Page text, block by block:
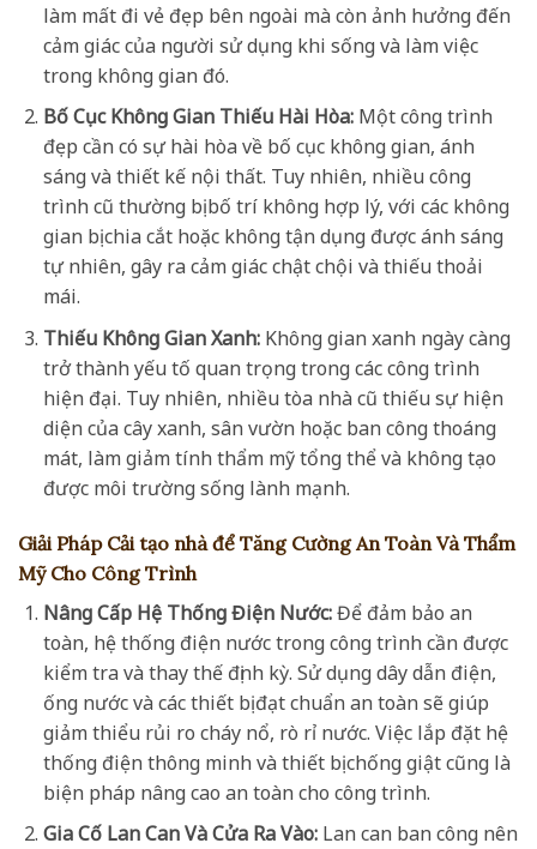
làm mất đi vẻ đẹp bên ngoài mà còn ảnh hưởng đến
cảm giác của người sử dụng khi sống và làm việc
trong không gian đó.
Bố Cục Không Gian Thiếu Hài Hòa:Một công trình
đẹp cần có sự hài hòa về bố cục không gian, ánh
sáng và thiết kế nội thất. Tuy nhiên, nhiều công
trình cũ thường bị bố trí không hợp lý, với các không
gian bị chia cắt hoặc không tận dụng được ánh sáng
tự nhiên, gây ra cảm giác chật chội và thiếu thoải
mái.
Thiếu Không Gian Xanh:Không gian xanh ngày càng
trở thành yếu tố quan trọng trong các công trình
hiện đại. Tuy nhiên, nhiều tòa nhà cũ thiếu sự hiện
diện của cây xanh, sân vườn hoặc ban công thoáng
mát, làm giảm tính thẩm mỹ tổng thể và không tạo
được môi trường sống lành mạnh.
Giải Pháp Cải tạo nhà để Tăng Cường An Toàn Và Thẩm
Mỹ Cho Công Trình
Nâng Cấp Hệ Thống Điện Nước:Để đảm bảo an
toàn, hệ thống điện nước trong công trình cần được
kiểm tra và thay thế định kỳ. Sử dụng dây dẫn điện,
ống nước và các thiết bị đạt chuẩn an toàn sẽ giúp
giảm thiểu rủi ro cháy nổ, rò rỉ nước. Việc lắp đặt hệ
thống điện thông minh và thiết bị chống giật cũng là
biện pháp nâng cao an toàn cho công trình.
Gia Cố Lan Can Và Cửa Ra Vào:Lan can ban công nên